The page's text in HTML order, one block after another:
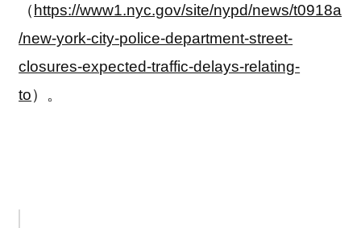
（https://www1.nyc.gov/site/nypd/news/t0918a
/new-york-city-police-department-street-
closures-expected-traffic-delays-relating-
to）。